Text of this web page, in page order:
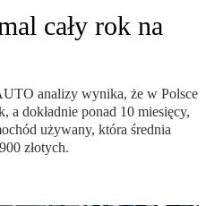
cały rok na
analizy wynika, że w Polsce
a dokładnie ponad 10 miesięcy,
używany, która średnia
złotych.